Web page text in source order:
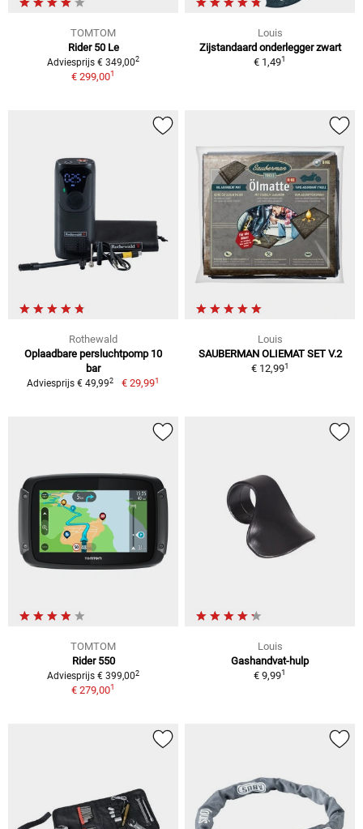
TOMTOM
Rider 50 Le
Adviesprijs € 349,002
€ 299,001
Louis
Zijstandaard onderlegger zwart
€ 1,491
Rothewald
Oplaadbare persluchtpomp 10
bar
Adviesprijs € 49,992 € 29,991
Louis
SAUBERMAN OLIEMAT SET V.2
€ 12,991
TOMTOM
Rider 550
Adviesprijs € 399,002
€ 279,001
Louis
Gashandvat-hulp
€ 9,991